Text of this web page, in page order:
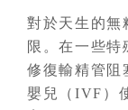
對於天生的無
限。在一些特
修復輸精管阻
嬰兒（IVF）